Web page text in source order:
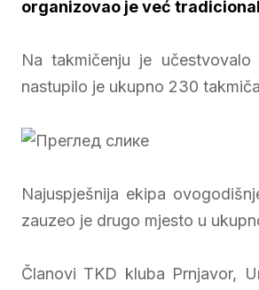
organizovao je već
Na takmičenju je
nastupilo je ukupno 230
Najuspješnija ekipa
zauzeo je drugo mjesto u
Članovi TKD kluba Prnjavor,